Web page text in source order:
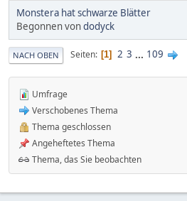
Monstera hat schwarze Blätter
Begonnen vondodyck
NACH OBEN Seiten 1 2 3 ... 109
Umfrage
Verschobenes Thema
Thema geschlossen
Angeheftetes Thema
Thema, das Sie beobachten